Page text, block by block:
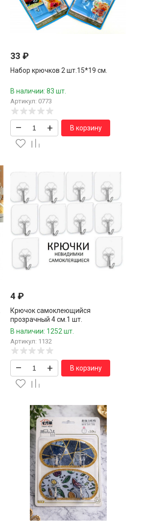
33₽
Набор крючков 2 шт.15*19 см.
В наличии: 83 шт.
Артикул: 0773
– + В корзину
4₽
Крючок самоклеющийся
прозрачный 4 см.1 шт.
В наличии: 1252 шт.
Артикул: 1132
– + В корзину